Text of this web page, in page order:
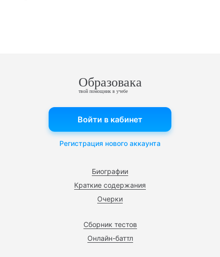
Образовака
твой помощник в учебе
Биографии
Краткие содержания
Очерки
Сборник тестов
Онлайн-баттл
Войти в кабинет
Регистрация нового аккаунта